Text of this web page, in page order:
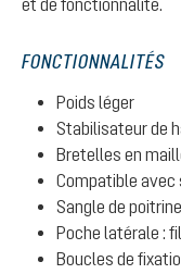
et de fonctionnalité.
FONCTIONNALITÉS
Poids léger
Stabilisateur de
Bretelles en
Compatible avec
Sangle de
Poche latérale :
Boucles de